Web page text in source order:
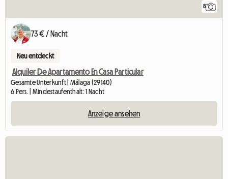
8
73 € / Nacht
Neu entdeckt
Alquiler De Apartamento En Casa Particular
Gesamte Unterkunft | Málaga (29140)
6 Pers. | Mindestaufenthalt: 1 Nacht
Anzeige ansehen